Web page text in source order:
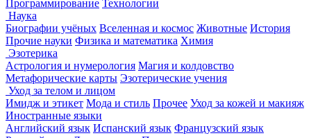
Программирование Технологии
Наука
Биографии учёных Вселенная и космос Животные История
Прочие науки Физика и математика Химия
Эзотерика
Астрология и нумерология Магия и колдовство
Метафорические карты Эзотерические учения
Уход за телом и лицом
Имидж и этикет Мода и стиль Прочее Уход за кожей и макияж
Иностранные языки
Английский язык Испанский язык Французский язык